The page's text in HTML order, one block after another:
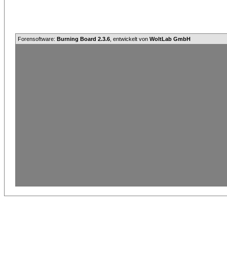
Forensoftware: Burning Board 2.3.6 , entwickelt von WoltLab GmbH